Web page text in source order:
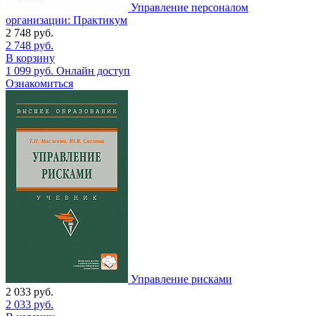
Управление персоналом
организации: Практикум
2 748 руб.
2 748 руб.
В корзину
1 099 руб. Онлайн доступ
Ознакомиться
Управление рисками
2 033 руб.
2 033 руб.